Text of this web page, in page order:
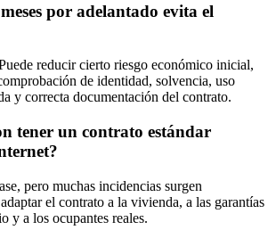
por adelantado evita el
reducir cierto riesgo económico inicial,
de identidad, solvencia, uso
y correcta documentación del contrato.
tener un contrato estándar
pero muchas incidencias surgen
el contrato a la vivienda, a las garantías
y a los ocupantes reales.